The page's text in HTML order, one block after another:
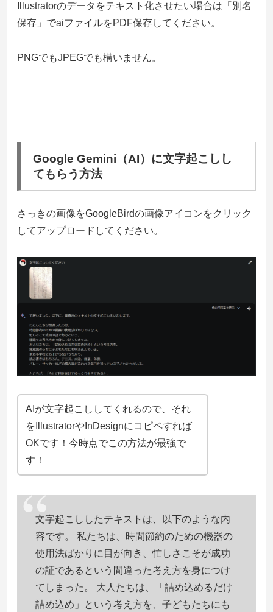
Illustratorのデータをテキスト化させたい場合は「別名
保存」でaiファイルをPDF保存してください。
PNGでもJPEGでも構いません。
Google Gemini（AI）に文字起こしし
てもらう方法
さっきの画像をGoogleBirdの画像アイコンをクリック
してアップロードしてください。
AIが文字起こししてくれるので、それ
をIllustratorやInDesignにコピペすれば
OKです！今時点でこの方法が最強で
す！
文字起こししたテキストは、以下のような内
容です。 私たちは、時間節約のための機器の
使用法ばかりに目が向き、忙しさこそが成功
の証であるという間違った考え方を身につけ
てしまった。 大人たちは、「詰め込めるだけ
詰め込め」という考え方を、子どもたちにも